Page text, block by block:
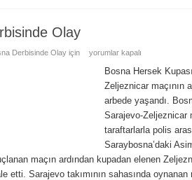
Olay
Derbisinde Olay için yorumlar kapalı
Bosna Hersek
Zeljeznicar maçının
arbede yaşandı.
Sarajevo-Zeljeznicar
taraftarlarla polis
Saraybosna’daki
maçın ardından kupadan elenen
etti. Sarajevo takımının sahasında